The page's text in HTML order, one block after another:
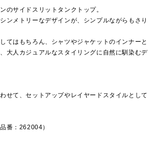
のサイドスリットタンクトップ。
ンメトリーなデザインが、シンプルながらもさり
てはもちろん、シャツやジャケットのインナーと
大人カジュアルなスタイリングに自然に馴染むデ
せて、セットアップやレイヤードスタイルとして
番：262004）